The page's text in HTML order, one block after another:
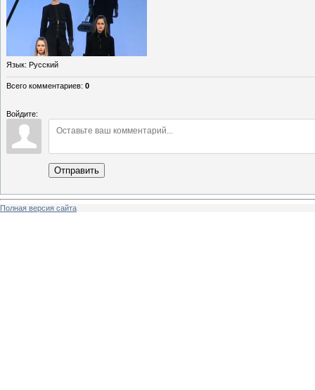
Язык: Русский
Всего комментариев: 0
Войдите:
Отправить
Полная версия сайта